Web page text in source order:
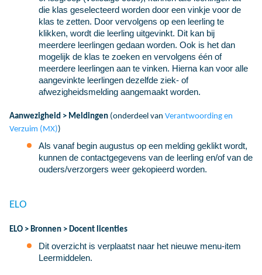
die klas geselecteerd worden door een vinkje voor de
klas te zetten. Door vervolgens op een leerling te
klikken, wordt die leerling uitgevinkt. Dit kan bij
meerdere leerlingen gedaan worden. Ook is het dan
mogelijk de klas te zoeken en vervolgens één of
meerdere leerlingen aan te vinken. Hierna kan voor alle
aangevinkte leerlingen dezelfde ziek- of
afwezigheidsmelding aangemaakt worden.
Aanwezigheid > Meldingen (onderdeel van Verantwoording en
Verzuim (MX))
Als vanaf begin augustus op een melding geklikt wordt,
kunnen de contactgegevens van de leerling en/of van de
ouders/verzorgers weer gekopieerd worden.
ELO
ELO > Bronnen > Docent licenties
Dit overzicht is verplaatst naar het nieuwe menu-item
Leermiddelen.